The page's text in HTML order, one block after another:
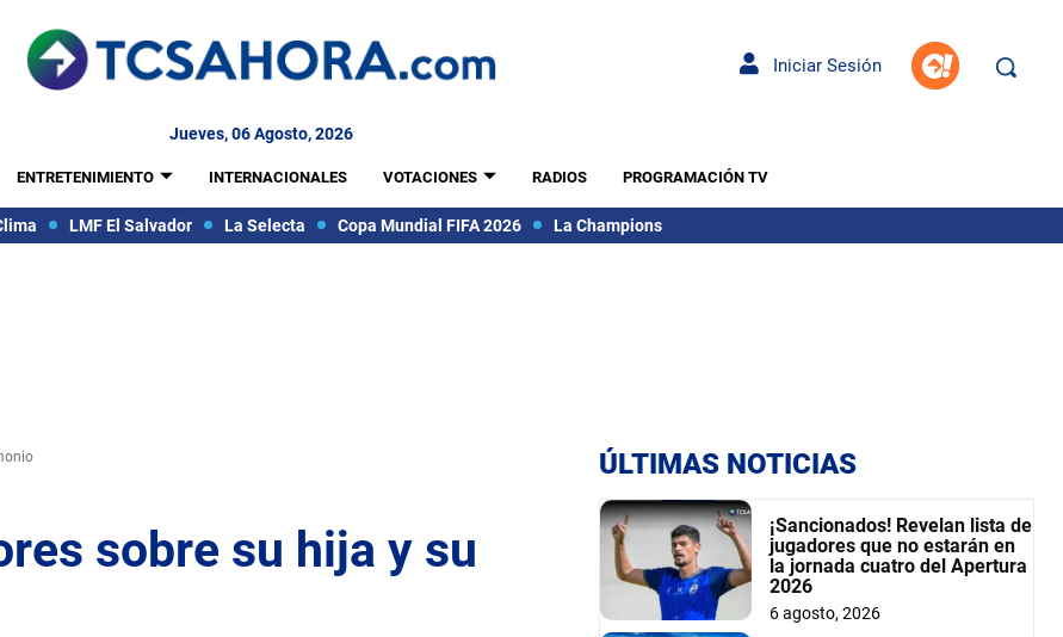
Iniciar Sesión
Jueves, 06 Agosto, 2026
ENTRETENIMIENTO INTERNACIONALES VOTACIONES RADIOS PROGRAMACIÓN TV
LMF El Salvador La Selecta Copa Mundial FIFA 2026 La Champions
sobre su hija y su
ÚLTIMAS NOTICIAS
¡Sancionados! Revelan lista de
jugadores que no estarán en
la jornada cuatro del Apertura
2026
6 agosto, 2026